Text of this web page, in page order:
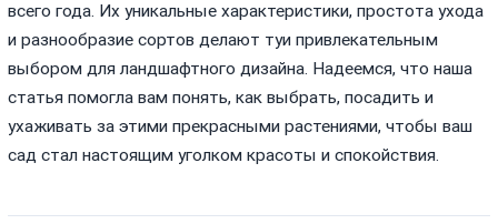
всего года. Их уникальные характеристики, простота ухода
и разнообразие сортов делают туи привлекательным
выбором для ландшафтного дизайна. Надеемся, что наша
статья помогла вам понять, как выбрать, посадить и
ухаживать за этими прекрасными растениями, чтобы ваш
сад стал настоящим уголком красоты и спокойствия.